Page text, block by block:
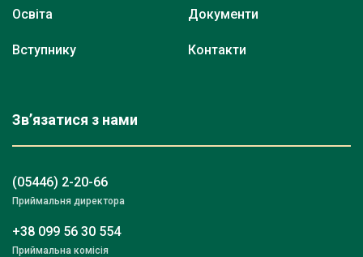
Освіта
Вступнику
Документи
Контакти
Зв’язатися з нами
(05446) 2-20-66
Приймальня директора
+38 099 56 30 554
Приймальна комісія